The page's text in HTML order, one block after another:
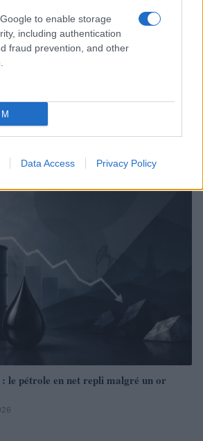
to enable storage
including authentication
fraud prevention, and other
Data Access Privacy Policy
les matières premières corrigent en août
le pétrole en net repli malgré un or